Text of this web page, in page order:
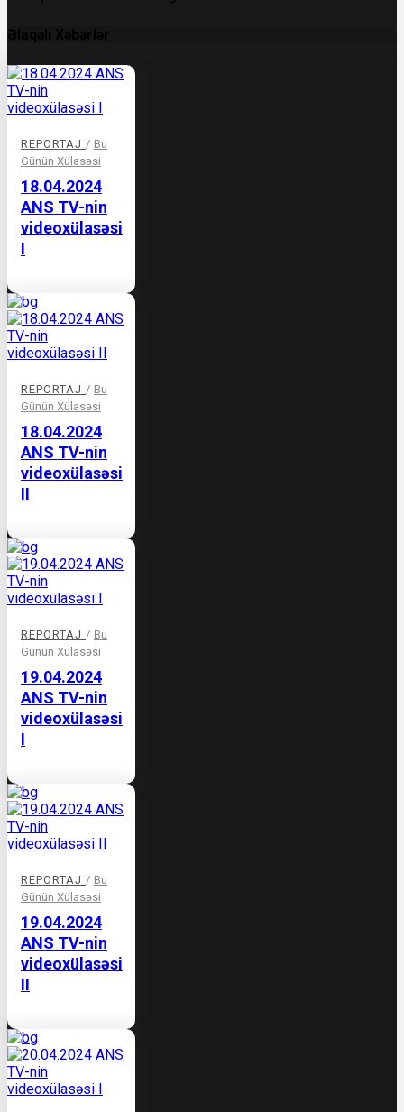
Əlaqəli Xəbərlər
REPORTAJ / Bu
Günün Xülasəsi
18.04.2024
ANS TV-nin
videoxülasəsi
I
REPORTAJ / Bu
Günün Xülasəsi
18.04.2024
ANS TV-nin
videoxülasəsi
II
REPORTAJ / Bu
Günün Xülasəsi
19.04.2024
ANS TV-nin
videoxülasəsi
I
REPORTAJ / Bu
Günün Xülasəsi
19.04.2024
ANS TV-nin
videoxülasəsi
II